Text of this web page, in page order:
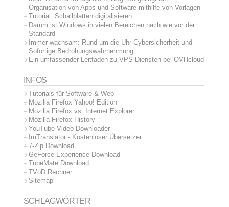
Organisation von Apps und Software mithilfe von Vorlagen
Tutorial: Schallplatten digitalisieren
Darum ist Windows in vielen Bereichen nach wie vor der
Standard
Immer wachsam: Rund-um-die-Uhr-Cybersicherheit und
Sofortige Bedrohungswahrnehmung
Ein umfassender Leitfaden zu VPS-Diensten bei OVHcloud
INFOS
Tutorials für Software & Web
Mozilla Firefox Yahoo! Edition
Mozilla Firefox vs. Internet Explorer
Mozilla Firefox History
YouTube Video Downloader
ImTranslator - Kostenloser Übersetzer
7-Zip Download
GeForce Experience Download
TubeMate Download
TVöD Rechner
Sitemap
SCHLAGWÖRTER